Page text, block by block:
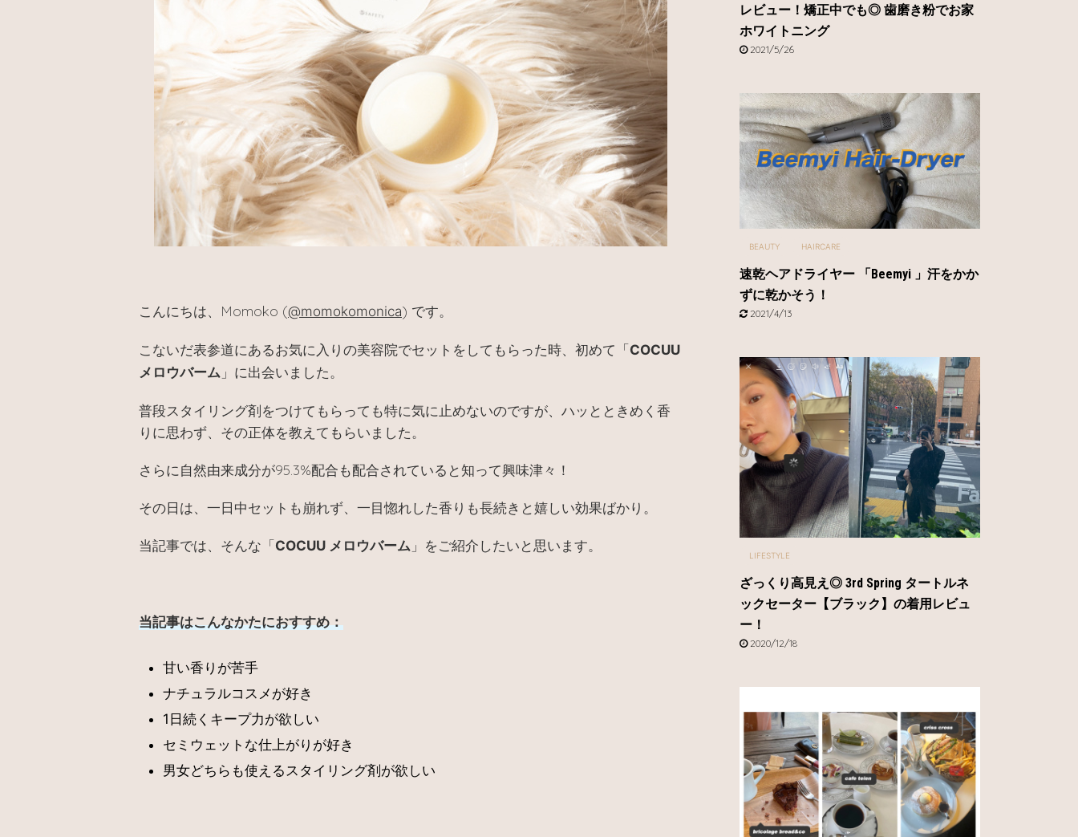
こんにちは、 Momoko (@momokomonica) です。
こないだ表参道にあるお気に入りの美容院でセットをしてもらった時、初めて「COCUU
メロウバーム 」に出会いました。
普段スタイリング剤をつけてもらっても特に気に止めないのですが、ハッとときめく香
りに思わず、その正体を教えてもらいました。
さらに自然由来成分が95.3%配合も配合されていると知って興味津々！
その日は、一日中セットも崩れず、一目惚れした香りも長続きと嬉しい効果ばかり。
当記事では、そんな「COCUU メロウバーム 」をご紹介したいと思います。
当記事はこんなかたにおすすめ：
甘い香りが苦手
ナチュラルコスメが好き
1日続くキープ力が欲しい
セミウェットな仕上がりが好き
男女どちらも使えるスタイリング剤が欲しい
レビュー！矯正中でも◎ 歯磨き粉でお家
ホワイトニング
2021/5/26
BEAUTY HAIRCARE
速乾ヘアドライヤー 「Beemyi 」汗をかか
ずに乾かそう！
2021/4/13
LIFESTYLE
ざっくり高見え◎ 3rd Spring タートルネ
ックセーター【ブラック】の着用レビュ
ー！
2020/12/18